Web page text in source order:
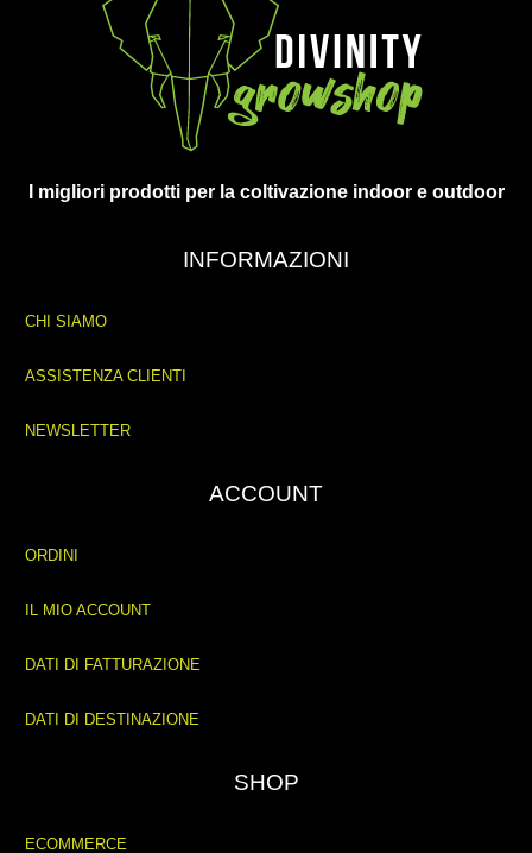
I migliori prodotti per la coltivazione indoor e outdoor
INFORMAZIONI
CHI SIAMO
ASSISTENZA CLIENTI
NEWSLETTER
ACCOUNT
ORDINI
IL MIO ACCOUNT
DATI DI FATTURAZIONE
DATI DI DESTINAZIONE
SHOP
ECOMMERCE